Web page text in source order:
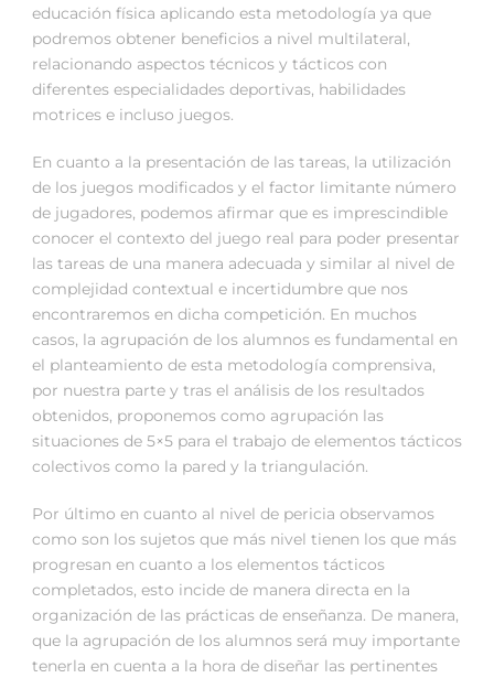
educación física aplicando esta metodología ya que
podremos obtener beneficios a nivel multilateral,
relacionando aspectos técnicos y tácticos con
diferentes especialidades deportivas, habilidades
motrices e incluso juegos.
En cuanto a la presentación de las tareas, la utilización
de los juegos modificados y el factor limitante número
de jugadores, podemos afirmar que es imprescindible
conocer el contexto del juego real para poder presentar
las tareas de una manera adecuada y similar al nivel de
complejidad contextual e incertidumbre que nos
encontraremos en dicha competición. En muchos
casos, la agrupación de los alumnos es fundamental en
el planteamiento de esta metodología comprensiva,
por nuestra parte y tras el análisis de los resultados
obtenidos, proponemos como agrupación las
situaciones de 5×5 para el trabajo de elementos tácticos
colectivos como la pared y la triangulación.
Por último en cuanto al nivel de pericia observamos
como son los sujetos que más nivel tienen los que más
progresan en cuanto a los elementos tácticos
completados, esto incide de manera directa en la
organización de las prácticas de enseñanza. De manera,
que la agrupación de los alumnos será muy importante
tenerla en cuenta a la hora de diseñar las pertinentes